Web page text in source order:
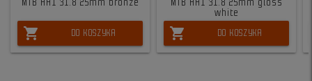
MTB AH1 31.8 25mm bronze
shopping_cart DO KOSZYKA
MTB AH1 31.8 25mm gloss
white
shopping_cart DO KOSZYKA